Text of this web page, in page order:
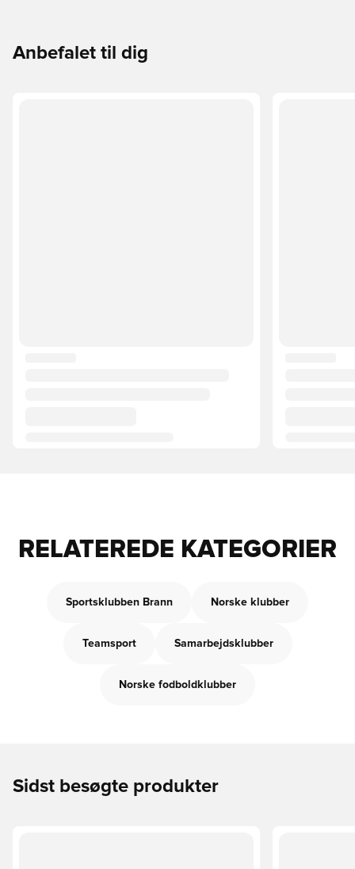
Anbefalet til dig
RELATEREDE KATEGORIER
Sportsklubben Brann Norske klubber
Teamsport Samarbejdsklubber
Norske fodboldklubber
Sidst besøgte produkter